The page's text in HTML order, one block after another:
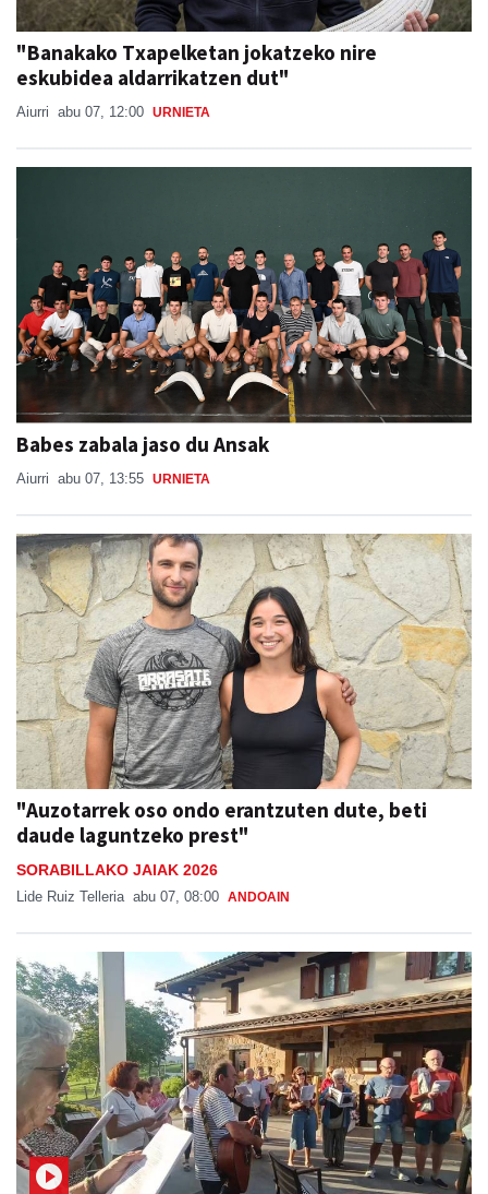
"Banakako Txapelketan jokatzeko nire
eskubidea aldarrikatzen dut"
Aiurri abu 07, 12:00 URNIETA
Babes zabala jaso du Ansak
Aiurri abu 07, 13:55 URNIETA
"Auzotarrek oso ondo erantzuten dute, beti
daude laguntzeko prest"
SORABILLAKO JAIAK 2026
Lide Ruiz Telleria abu 07, 08:00 ANDOAIN